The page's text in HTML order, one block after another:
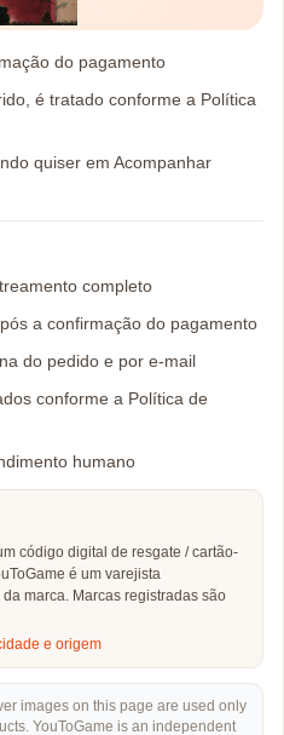
do pagamento
é tratado conforme a Política
quiser em Acompanhar
completo
a confirmação do pagamento
do pedido e por e-mail
conforme a Política de
humano
código digital de resgate / cartão-
é um varejista
marca. Marcas registradas são
e origem
images on this page are used only
YouToGame is an independent